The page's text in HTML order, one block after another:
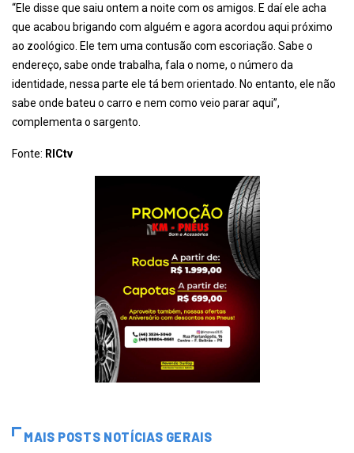
“Ele disse que saiu ontem a noite com os amigos. E daí ele acha
que acabou brigando com alguém e agora acordou aqui próximo
ao zoológico. Ele tem uma contusão com escoriação. Sabe o
endereço, sabe onde trabalha, fala o nome, o número da
identidade, nessa parte ele tá bem orientado. No entanto, ele não
sabe onde bateu o carro e nem como veio parar aqui”,
complementa o sargento.
Fonte: RICtv
MAIS POSTS NOTÍCIAS GERAIS